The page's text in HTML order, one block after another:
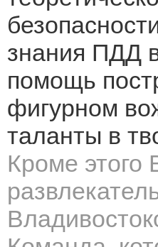
знания ПДД
помощь
фигурном
таланты в
Кроме этого